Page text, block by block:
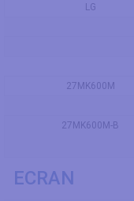
LG
27MK600M
27MK600M-B
ECRAN